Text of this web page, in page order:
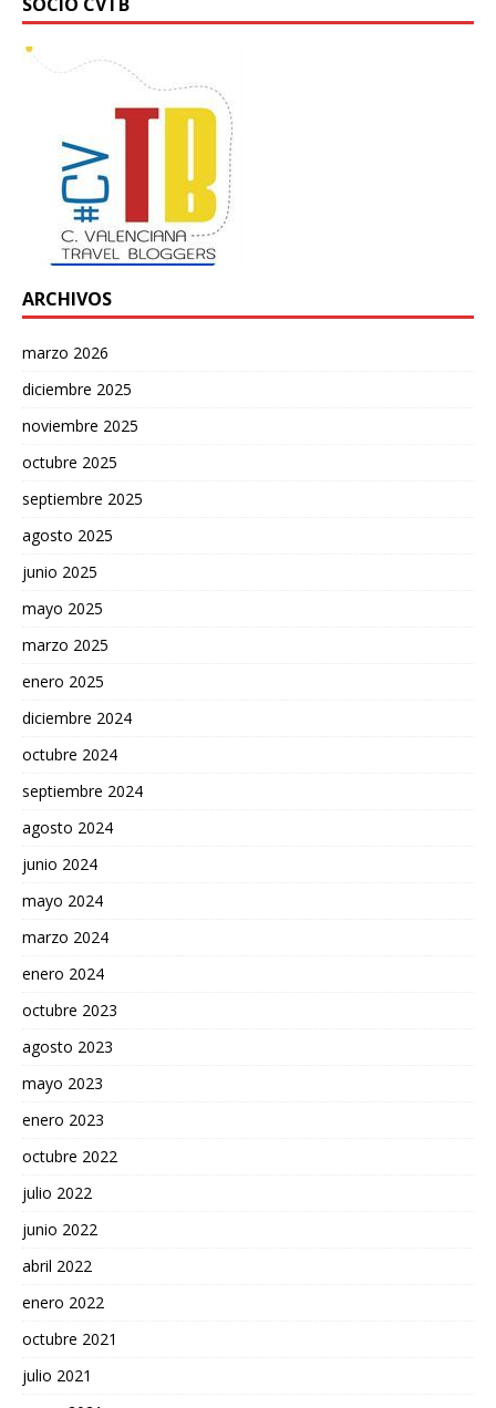
ARCHIVOS
marzo 2026
diciembre 2025
noviembre 2025
octubre 2025
septiembre 2025
agosto 2025
junio 2025
mayo 2025
marzo 2025
enero 2025
diciembre 2024
octubre 2024
septiembre 2024
agosto 2024
junio 2024
mayo 2024
marzo 2024
enero 2024
octubre 2023
agosto 2023
mayo 2023
enero 2023
octubre 2022
julio 2022
junio 2022
abril 2022
enero 2022
octubre 2021
julio 2021